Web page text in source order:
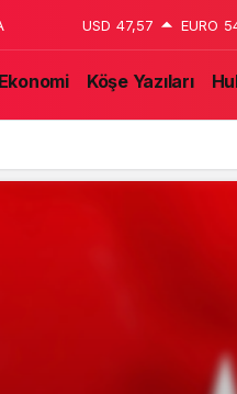
USD 47,57 EURO
Ekonomi Köşe Yazıları